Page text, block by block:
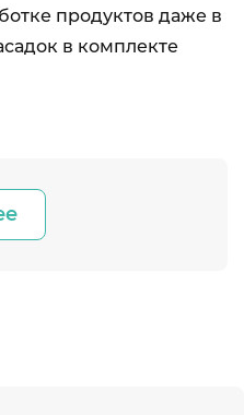
продуктов даже в
в комплекте